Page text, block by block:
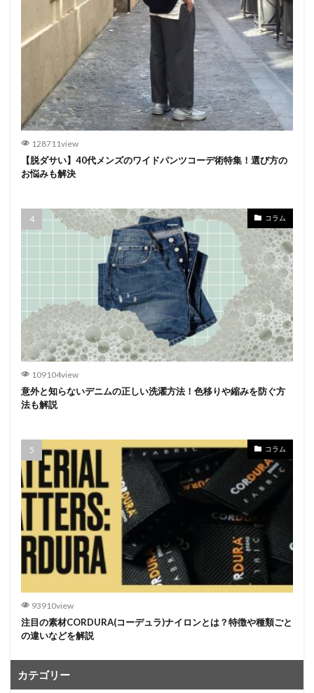
128711view
【脱ダサい】40代メンズのワイドパンツコーデ術特集！選び方の
お悩みも解決
コラム
109104view
意外と知らないデニムの正しい洗濯方法！色移りや縮みを防ぐ方
法も解説
コラム
93910view
注目の素材CORDURA(コーデュラ)ナイロンとは？特徴や種類ごと
の違いなどを解説
カテゴリー